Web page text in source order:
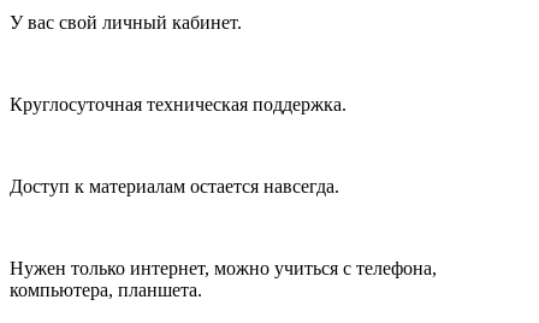
У вас свой личный кабинет.
Круглосуточная техническая поддержка.
Доступ к материалам остается навсегда.
Нужен только интернет, можно учиться с телефона,
компьютера, планшета.